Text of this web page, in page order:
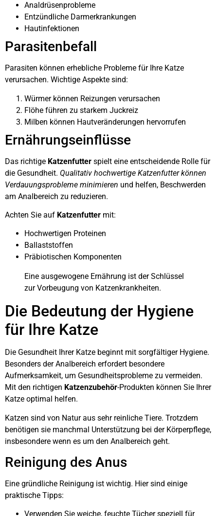
Analdrüsenprobleme
Entzündliche Darmerkrankungen
Hautinfektionen
Parasitenbefall
Parasiten können erhebliche Probleme für Ihre Katze
verursachen. Wichtige Aspekte sind:
Würmer können Reizungen verursachen
Flöhe führen zu starkem Juckreiz
Milben können Hautveränderungen hervorrufen
Ernährungseinflüsse
Das richtige Katzenfutter spielt eine entscheidende Rolle für
die Gesundheit. Qualitativ hochwertige Katzenfutter können
Verdauungsprobleme minimieren und helfen, Beschwerden
am Analbereich zu reduzieren.
Achten Sie auf Katzenfutter mit:
Hochwertigen Proteinen
Ballaststoffen
Präbiotischen Komponenten
Eine ausgewogene Ernährung ist der Schlüssel
zur Vorbeugung von Katzenkrankheiten.
Die Bedeutung der Hygiene
für Ihre Katze
Die Gesundheit Ihrer Katze beginnt mit sorgfältiger Hygiene.
Besonders der Analbereich erfordert besondere
Aufmerksamkeit, um Gesundheitsprobleme zu vermeiden.
Mit den richtigen Katzenzubehör-Produkten können Sie Ihrer
Katze optimal helfen.
Katzen sind von Natur aus sehr reinliche Tiere. Trotzdem
benötigen sie manchmal Unterstützung bei der Körperpflege,
insbesondere wenn es um den Analbereich geht.
Reinigung des Anus
Eine gründliche Reinigung ist wichtig. Hier sind einige
praktische Tipps:
Verwenden Sie weiche, feuchte Tücher speziell für